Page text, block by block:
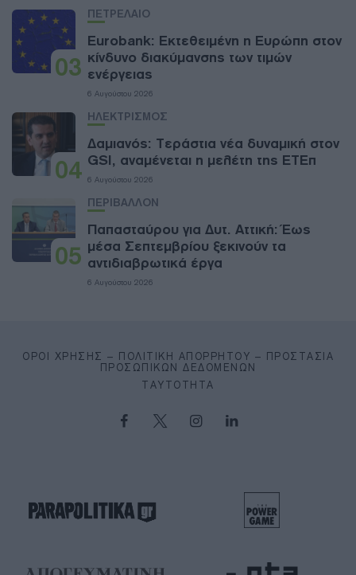
03
ΠΕΤΡΕΛΑΙΟ
Eurobank: Εκτεθειμένη η Ευρώπη στον
κίνδυνο διακύμανσης των τιμών
ενέργειας
6 Αυγούστου 2026
04
ΗΛΕΚΤΡΙΣΜΟΣ
Δαμιανός: Τεράστια νέα δυναμική στον
GSI, αναμένεται η μελέτη της ΕΤΕπ
6 Αυγούστου 2026
05
ΠΕΡΙΒΑΛΛΟΝ
Παπασταύρου για Δυτ. Αττική: Έως
μέσα Σεπτεμβρίου ξεκινούν τα
αντιδιαβρωτικά έργα
6 Αυγούστου 2026
ΌΡΟΙ ΧΡΉΣΗΣ – ΠΟΛΙΤΙΚΉ ΑΠΟΡΡΉΤΟΥ – ΠΡΟΣΤΑΣΊΑ
ΠΡΟΣΩΠΙΚΏΝ ΔΕΔΟΜΈΝΩΝ
ΤΑΥΤΌΤΗΤΑ